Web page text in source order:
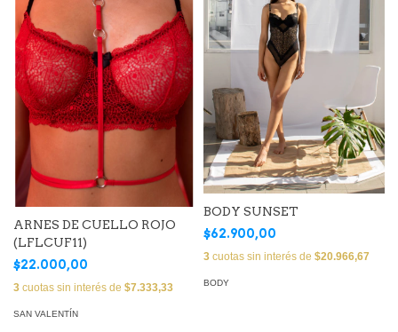
ARNES DE CUELLO ROJO
(LFLCUF11)
$22.000,00
3 cuotas sin interés de $7.333,33
SAN VALENTÍN
BODY SUNSET
$62.900,00
3 cuotas sin interés de $20.966,67
BODY